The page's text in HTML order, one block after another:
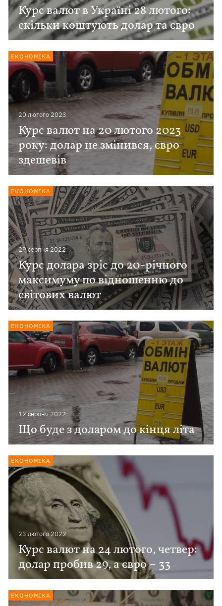
Курс валют в Україні 28 лютого:
скільки коштують долар та євро
20 лютого 2023
Курс валют на 20 лютого 2023
року: долар не змінився, євро
здешевів
ЕКОНОМІКА
29 серпня 2022
Курс долара зріс до 20-річного
максимуму по відношенню до
світових валют
ЕКОНОМІКА
12 серпня 2022
Що буде з доларом до кінця літа
ЕКОНОМІКА
23 лютого 2022
Курс валют на 24 лютого, четвер:
долар пробив 29, а євро – 33
ЕКОНОМІКА
ЕКОНОМІКА